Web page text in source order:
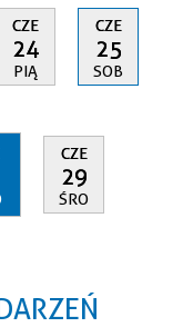
CZE
24
PIĄ
CZE
25
SOB
CZE
29
ŚRO